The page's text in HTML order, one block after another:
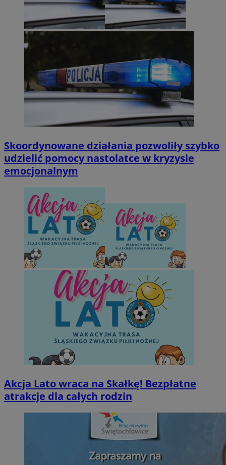
Skoordynowane działania pozwoliły szybko
udzielić pomocy nastolatce w kryzysie
emocjonalnym
Akcja Lato wraca na Skałkę! Bezpłatne
atrakcje dla całych rodzin